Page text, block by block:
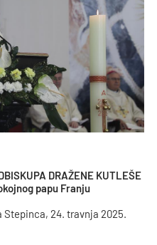
DRAŽENE KUTLEŠE
papu Franju
Stepinca, 24. travnja 2025.